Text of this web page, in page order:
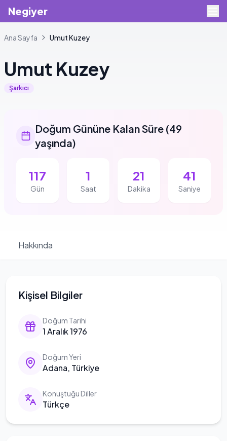
Negiyer
Ana Sayfa UmutKuzey
Umut Kuzey
Şarkıcı
Doğum Gününe Kalan Süre (49
yaşında)
117
Gün
1
Saat
21
Dakika
41
Saniye
Hakkında
Kişisel Bilgiler
Doğum Tarihi
1 Aralık 1976
Doğum Yeri
Adana, Türkiye
Konuştuğu Diller
Türkçe